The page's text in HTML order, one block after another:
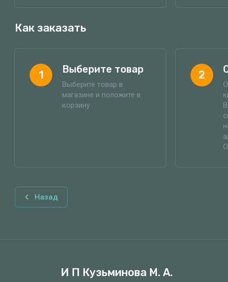
Как заказать
1 Выберите товар
Выберите товар в
магазине и положите в
корзину .
2
Назад
И П Кузьминова М. А.